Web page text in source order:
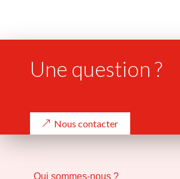
Une question ?
Nous contacter
Qui sommes-nous ?